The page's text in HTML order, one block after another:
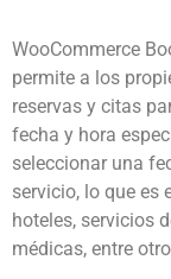
WooCommerce
permite a los
reservas y citas
fecha y hora
seleccionar una
servicio, lo que es
hoteles, servicios
médicas, entre